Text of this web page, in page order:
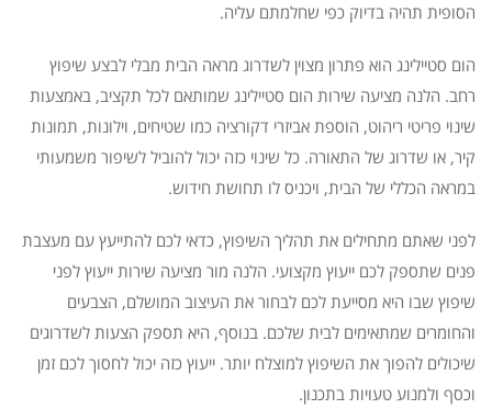
הסופית תהיה בדיוק כפי שחלמתם עליה.
הום סטיילינג הוא פתרון מצוין לשדרוג מראה הבית מבלי לבצע שיפוץ
רחב. הלנה מציעה שירות הום סטיילינג שמותאם לכל תקציב, באמצעות
שינוי פריטי ריהוט, הוספת אביזרי דקורציה כמו שטיחים, וילונות, תמונות
קיר, או שדרוג של התאורה. כל שינוי כזה יכול להוביל לשיפור משמעותי
במראה הכללי של הבית, ויכניס לו תחושת חידוש.
לפני שאתם מתחילים את תהליך השיפוץ, כדאי לכם להתייעץ עם מעצבת
פנים שתספק לכם ייעוץ מקצועי. הלנה מור מציעה שירות ייעוץ לפני
שיפוץ שבו היא מסייעת לכם לבחור את העיצוב המושלם, הצבעים
והחומרים שמתאימים לבית שלכם. בנוסף, היא תספק הצעות לשדרוגים
שיכולים להפוך את השיפוץ למוצלח יותר. ייעוץ כזה יכול לחסוך לכם זמן
וכסף ולמנוע טעויות בתכנון.